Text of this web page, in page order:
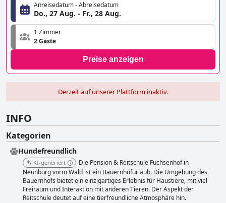
Anreisedatum - Abreisedatum
Do., 27 Aug. - Fr., 28 Aug.
1 Zimmer
2 Gäste
Preise anzeigen
Derzeit auf unserer Plattform inaktiv.
INFO
Kategorien
Hundefreundlich
KI-generiert
Die Pension & Reitschule Fuchsenhof in
Neunburg vorm Wald ist ein Bauernhofurlaub. Die Umgebung des
Bauernhofs bietet ein einzigartiges Erlebnis für Haustiere, mit viel
Freiraum und Interaktion mit anderen Tieren. Der Aspekt der
Reitschule deutet auf eine tierfreundliche Atmosphäre hin.